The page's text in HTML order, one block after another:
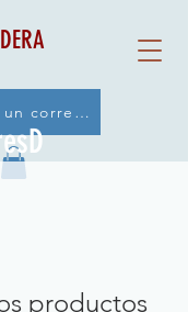
Envíenos un correo electrónico
productos